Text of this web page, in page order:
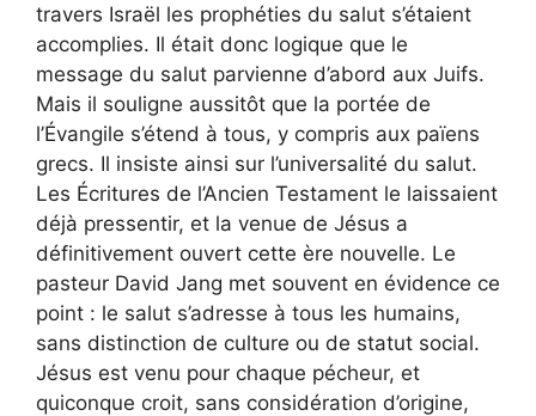
travers Israël les prophéties du salut s’étaient
accomplies. Il était donc logique que le
message du salut parvienne d’abord aux Juifs.
Mais il souligne aussitôt que la portée de
l’Évangile s’étend à tous, y compris aux païens
grecs. Il insiste ainsi sur l’universalité du salut.
Les Écritures de l’Ancien Testament le laissaient
déjà pressentir, et la venue de Jésus a
définitivement ouvert cette ère nouvelle. Le
pasteur David Jang met souvent en évidence ce
point : le salut s’adresse à tous les humains,
sans distinction de culture ou de statut social.
Jésus est venu pour chaque pécheur, et
quiconque croit, sans considération d’origine,